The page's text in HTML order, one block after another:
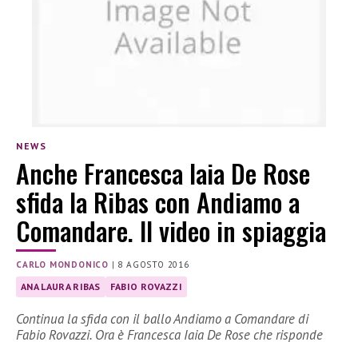
NEWS
Anche Francesca Iaia De Rose
sfida la Ribas con Andiamo a
Comandare. Il video in spiaggia
CARLO MONDONICO | 8 AGOSTO 2016
ANA LAURA RIBAS FABIO ROVAZZI
Continua la sfida con il ballo Andiamo a Comandare di
Fabio Rovazzi. Ora è Francesca Iaia De Rose che risponde